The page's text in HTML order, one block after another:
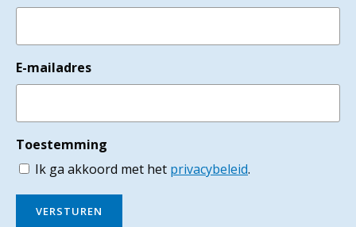
E-mailadres
Toestemming
Ik ga akkoord met het privacybeleid.
VERSTUREN